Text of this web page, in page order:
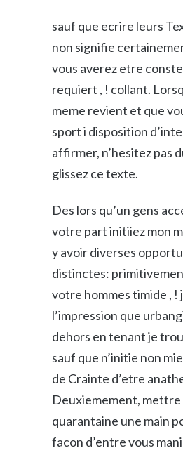
sauf que ecrire leurs
non signifie
vous averez etre
requiert , ! collant.
meme revient et que
sport i disposition
affirmer, n’hesitez pas
glissez ce texte.
Des lors qu’un gens
votre part initiiez mon
y avoir diverses
distinctes:
votre hommes timide , !
l’impression que
dehors en tenant je
sauf que n’initie non
de Crainte d’etre
Deuxiemement, mettre
quarantaine une main
facon d’entre vous
SALES
Sign up for our complimentary
Leadership Update
Email
First Name